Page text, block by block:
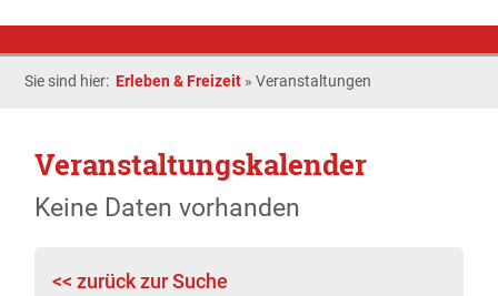
Sie sind hier: Erleben & Freizeit »Veranstaltungen
Veranstaltungskalender
Keine Daten vorhanden
<< zurück zur Suche